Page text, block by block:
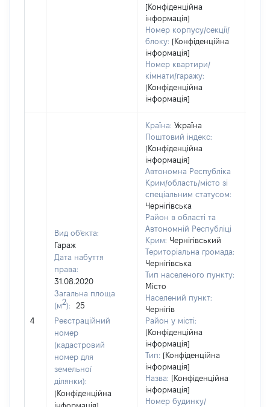
[Конфіденційна
інформація]
Номер корпусу/секції/
блоку: [Конфіденційна
інформація]
Номер квартири/
кімнати/гаражу:
[Конфіденційна
інформація]
4
Вид об'єкта:
Гараж
Дата набуття
права:
31.08.2020
Загальна площа
(м2):
25
Реєстраційний
номер
(кадастровий
номер для
земельної
ділянки):
[Конфіденційна
інформація]
Країна: Україна
Поштовий індекс:
[Конфіденційна
інформація]
Автономна Республіка
Крим/область/місто зі
спеціальним статусом:
Чернігівська
Район в області та
Автономній Республіці
Крим: Чернігівський
Територіальна громада:
Чернігівська
Тип населеного пункту:
Місто
Населений пункт:
Чернігів
Район у місті:
[Конфіденційна
інформація]
Тип: [Конфіденційна
інформація]
Назва: [Конфіденційна
інформація]
Номер будинку/